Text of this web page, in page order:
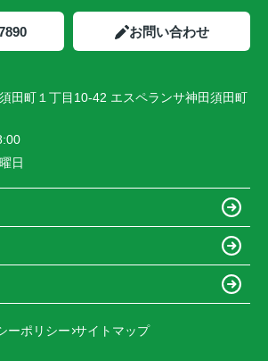
お問い合わせ
田町１丁目10-42 エスペランサ神田須田町
日
ーポリシー サイトマップ